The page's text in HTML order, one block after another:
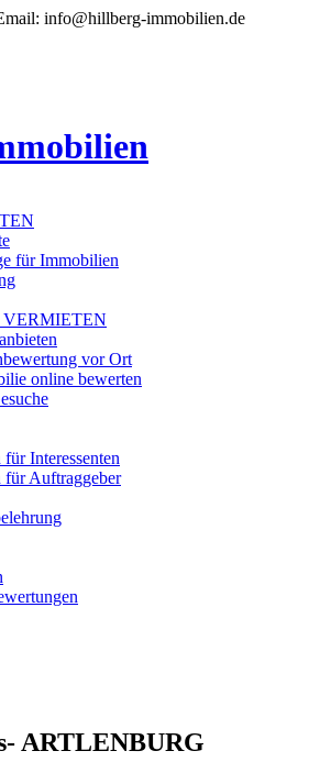
info@hillberg-immobilien.de
für Immobilien
vor Ort
online bewerten
Interessenten
für Auftraggeber
ARTLENBURG